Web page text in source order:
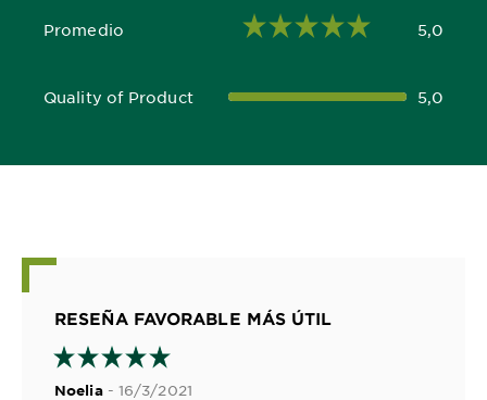
Promedio
5,0 out of 5 stars 5,0
Quality of Product
5,0 out of 5 stars 5,0
RESEÑA FAVORABLE MÁS ÚTIL
Noelia- 16/3/2021